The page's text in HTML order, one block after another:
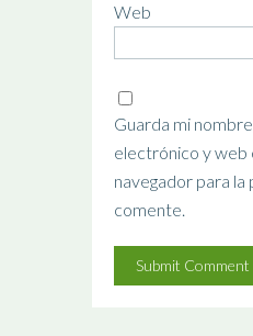
Web
Guarda mi
electrónico y web
navegador para la
comente.